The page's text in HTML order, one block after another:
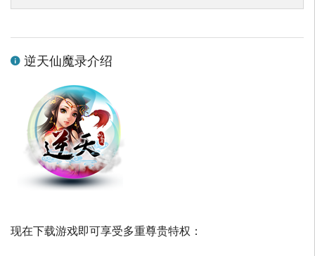
逆天仙魔录介绍
现在下载游戏即可享受多重尊贵特权：